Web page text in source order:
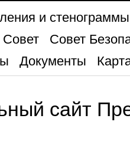
и стенограммы
Совет
Совет
Документы
сайт